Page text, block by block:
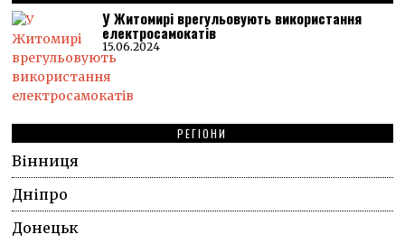
У Житомирі врегульовують використання
електросамокатів
15.06.2024
РЕГІОНИ
Вінниця
Дніпро
Донецьк